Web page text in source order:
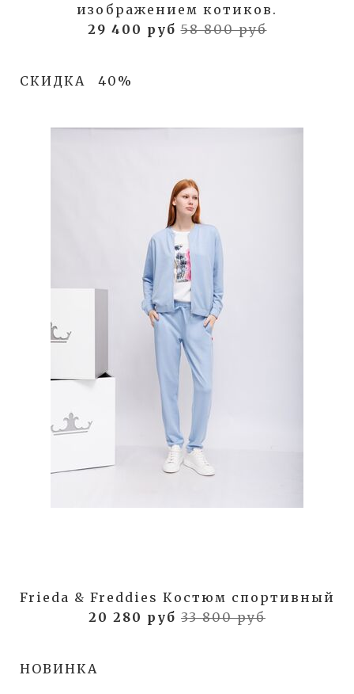
изображением котиков.
29 400 руб58 800 руб
СКИДКА 40%
Frieda & Freddies Костюм спортивный
20 280 руб 33 800 руб
НОВИНКА